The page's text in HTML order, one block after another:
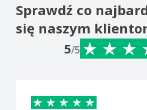
Sprawdź co
się naszym
5/5